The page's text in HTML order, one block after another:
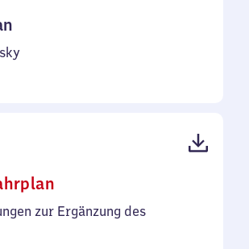
36
66
zur Ergänzung des